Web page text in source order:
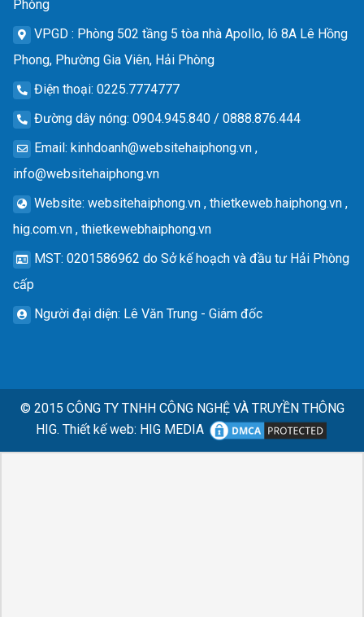
Phòng
VPGD : Phòng 502 tầng 5 tòa nhà Apollo, lô 8A Lê Hồng
Phong, Phường Gia Viên, Hải Phòng
Điện thoại: 0225.7774777
Đường dây nóng: 0904.945.840 / 0888.876.444
Email: kinhdoanh@websitehaiphong.vn ,
info@websitehaiphong.vn
Website: websitehaiphong.vn , thietkeweb.haiphong.vn ,
hig.com.vn , thietkewebhaiphong.vn
MST: 0201586962 do Sở kế hoạch và đầu tư Hải Phòng
cấp
Người đại diện: Lê Văn Trung - Giám đốc
© 2015 CÔNG TY TNHH CÔNG NGHỆ VÀ TRUYỀN THÔNG
HIG. Thiết kế web: HIG MEDIA